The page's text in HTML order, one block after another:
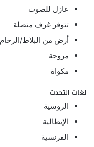
عازل للصوت
تتوفر غرف متصلة
أرض من البلاط/الرخام
مروحة
مكواة
لغات التحدث
الروسية
الإيطالية
الفرنسية